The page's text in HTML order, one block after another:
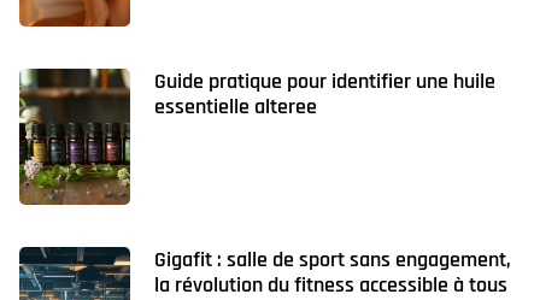
Guide pratique pour identifier une huile
essentielle alteree
Gigafit : salle de sport sans engagement,
la révolution du fitness accessible à tous